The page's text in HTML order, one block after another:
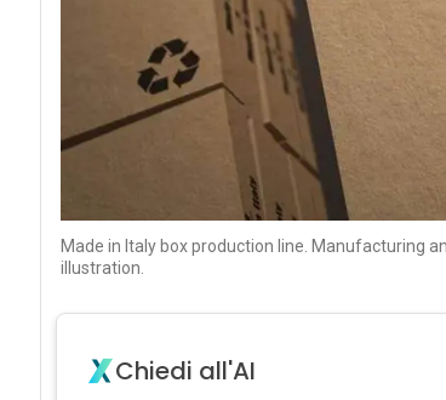
Made in Italy box production line. Manufacturing
illustration.
Chiedi all'AI